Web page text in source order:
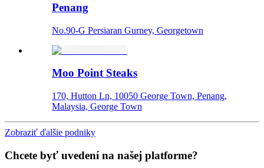
Penang
No.90-G Persiaran Gurney, Georgetown
Moo Point Steaks
170, Hutton Ln, 10050 George Town, Penang,
Malaysia, George Town
Zobraziť ďalšie podniky
Chcete byť uvedení na našej platforme?